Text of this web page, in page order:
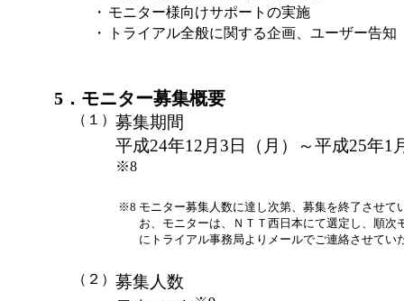
・ モニター様向けサポートの実施
・
トライアル全般に関する企画、ユーザー告知
5．モニター募集概要
（１） 募集期間
平成24年12月3日（月）～平成25年1
※8
※8 モニター募集人数に達し次第、募集を終了させて
お、モニターは、ＮＴＴ西日本にて選定し、順次
にトライアル事務局よりメールでご連絡させてい
（２） 募集人数